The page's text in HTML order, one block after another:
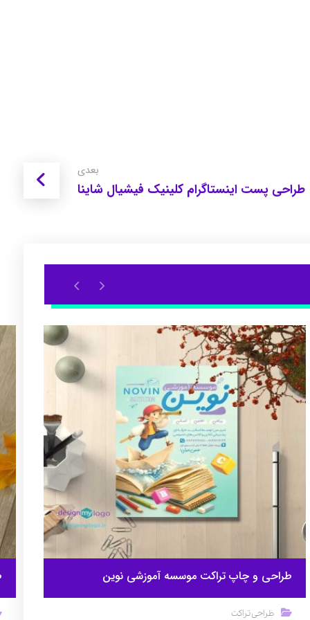
بعدی
طراحی پست اینستاگرام کلینیک فیشیال شاینا
طراحی و چاپ تراکت موسسه آموزشی نوین
طراحی تراکت